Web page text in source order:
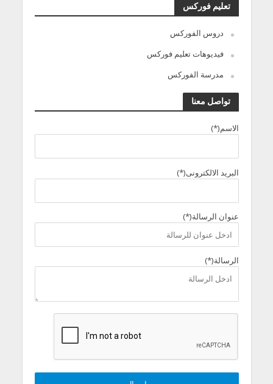
تعليم فوركس
دروس الفوركس
فيديوهات تعليم فوركس
مدرسة الفوركس
تواصل معنا
الاسم(*)
البريد الالكترونى(*)
عنوان الرسالة(*)
الرسالة(*)